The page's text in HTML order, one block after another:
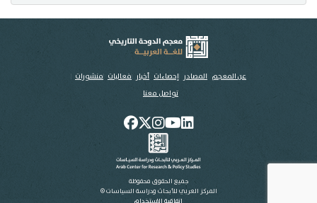
عن المعجم المصادر إحصاءات أخبار فعاليات منشورات
تواصل معنا
جميع الحقوق محفوظة
المركز العربي للأبحاث ودراسة السياسات ©